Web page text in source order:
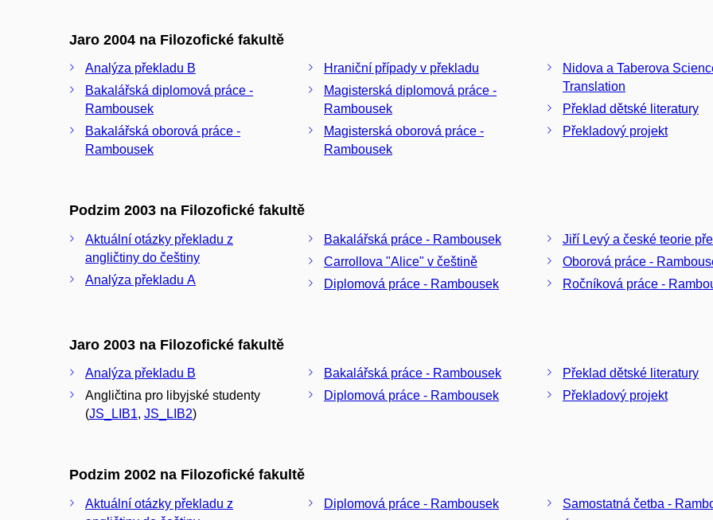
Jaro 2004 na Filozofické fakultě
Analýza překladu B
Bakalářská diplomová práce -
Rambousek
Bakalářská oborová práce -
Rambousek
Hraniční případy v překladu
Magisterská diplomová práce -
Rambousek
Magisterská oborová práce -
Rambousek
Nidova a Taberova
Translation
Překlad dětské literatury
Překladový projekt
Podzim 2003 na Filozofické fakultě
Aktuální otázky překladu z
angličtiny do češtiny
Analýza překladu A
Bakalářská práce - Rambousek
Carrollova "Alice" v češtině
Diplomová práce - Rambousek
Jiří Levý a české teorie
Oborová práce -
Ročníková práce -
Jaro 2003 na Filozofické fakultě
Analýza překladu B
Angličtina pro libyjské studenty
(JS_LIB1, JS_LIB2)
Bakalářská práce - Rambousek
Diplomová práce - Rambousek
Překlad dětské literatury
Překladový projekt
Podzim 2002 na Filozofické fakultě
Aktuální otázky překladu z
Diplomová práce - Rambousek
Samostatná četba -